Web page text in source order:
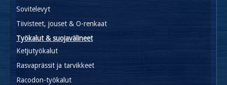
Sovitelevyt
Tiivisteet, jouset & O-renkaat
Työkalut & suojavälineet
Ketjutyökalut
Rasvaprässit ja tarvikkeet
Racodon-työkalut